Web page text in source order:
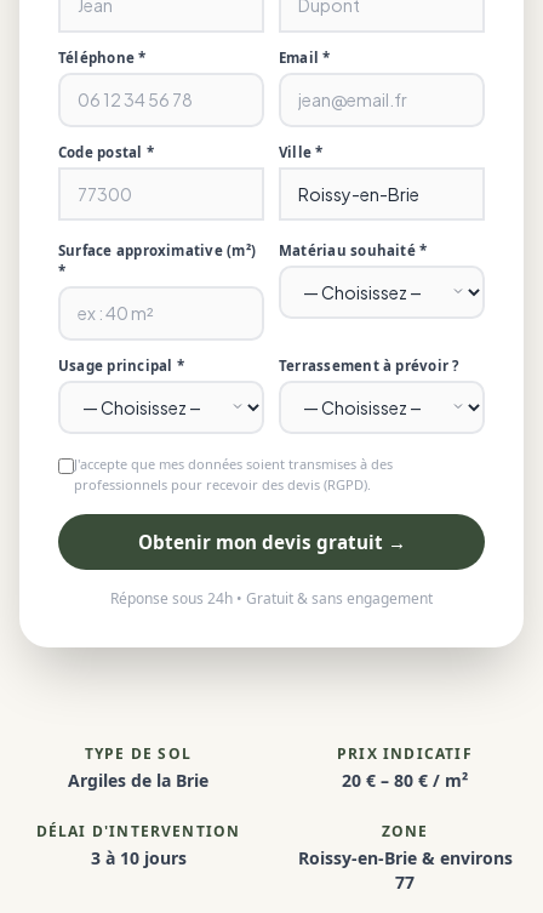
Téléphone * Email *
Code postal * Ville *
Surface approximative (m²)
*
Matériau souhaité *
Usage principal * Terrassement à prévoir ?
J'accepte que mes données soient transmises à des
professionnels pour recevoir des devis (RGPD).
Obtenir mon devis gratuit →
Réponse sous 24h • Gratuit & sans engagement
TYPE DE SOL
Argiles de la Brie
PRIX INDICATIF
20 € – 80 € / m²
DÉLAI D'INTERVENTION
3 à 10 jours
ZONE
Roissy-en-Brie & environs
77